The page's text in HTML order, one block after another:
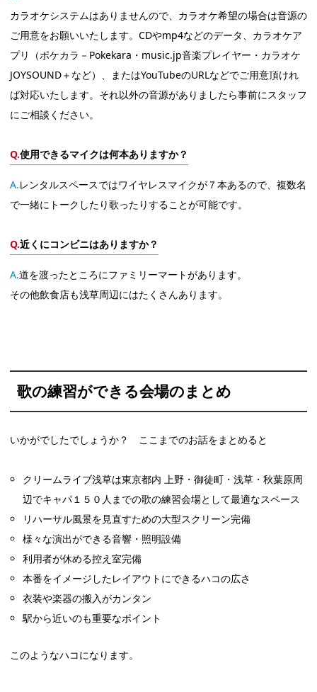
カラオケシステムはありませんので、カラオケ希望の場合は音源の
ご用意をお願いいたします。CDやmp4などのデータ、カラオケア
プリ（ポケカラ－Pokekara・music.jp音楽プレイヤー・カラオケ
JOYSOUND＋など）、またはYouTubeのURLなどでご用意頂けれ
ば対応いたします。それ以外の音源がありましたら事前にスタッフ
にご相談ください。
使用できるマイクは何本ありますか？
レンタルスペースではワイヤレスマイクが７本あるので、複数名
で一緒にトークしたり歌ったりすることが可能です。
近くにコンビニはありますか？
道を渡ったところにファミリーマートがあります。
その他飲食店も浅草周辺にはたくさんあります。
歌の練習ができる会場のまとめ
いかがでしたでしょうか？ ここまでのお話をまとめると
クリームライブ浅草は東京都内 上野・御徒町・浅草・秋葉原周
辺でキャパ１５０人までの歌の練習会場として最適なスペース
リハーサル風景を見直すための大型スクリーン完備
様々な演出ができる音響・照明設備
利用者が休める控え室完備
本番をイメージしたレイアウトにできるハコの広さ
衣装や楽器の搬入がカンタン
駅から近いのも重要なポイント
このようなハコになります。